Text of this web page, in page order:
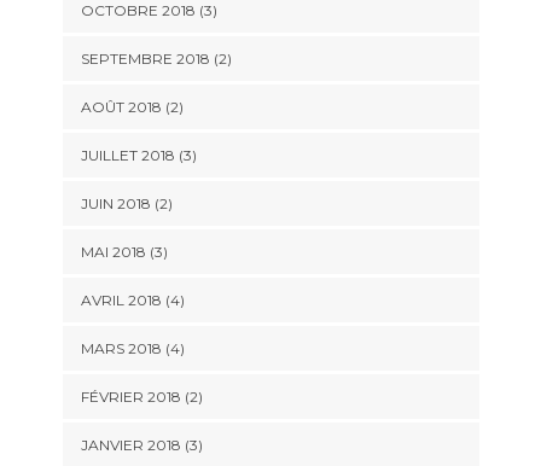
OCTOBRE 2018 (3)
SEPTEMBRE 2018 (2)
AOÛT 2018 (2)
JUILLET 2018 (3)
JUIN 2018 (2)
MAI 2018 (3)
AVRIL 2018 (4)
MARS 2018 (4)
FÉVRIER 2018 (2)
JANVIER 2018 (3)